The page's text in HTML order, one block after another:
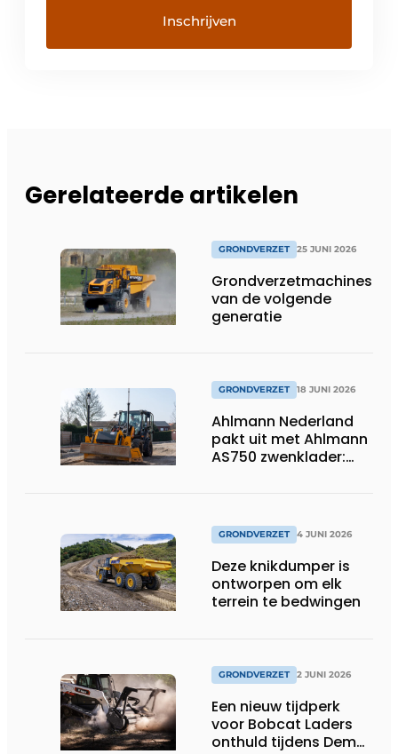
Gerelateerde artikelen
GRONDVERZET 25 JUNI 2026
Grondverzetmachines
van de volgende
generatie
GRONDVERZET 18 JUNI 2026
Ahlmann Nederland
pakt uit met Ahlmann
AS750 zwenklader:
besturing.
GRONDVERZET 4 JUNI 2026
Deze knikdumper is
ontworpen om elk
terrein te bedwingen
GRONDVERZET 2 JUNI 2026
Een nieuw tijdperk
voor Bobcat Laders
onthuld tijdens Demo